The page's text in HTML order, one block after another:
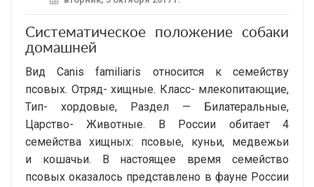
Систематическое положение собаки
домашней
Вид Canis familiaris относится к семейству
псовых. Отряд- хищные. Класс- млекопитающие,
Тип- хордовые, Раздел — Билатеральные,
Царство- Животные. В России обитает 4
семейства хищных: псовые, куньи, медвежьи
и кошачьи. В настоящее время семейство
псовых оказалось представлено в фауне России